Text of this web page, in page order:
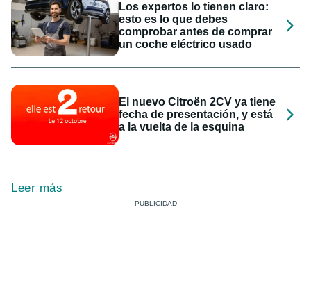
Los expertos lo tienen claro:
esto es lo que debes
comprobar antes de comprar
un coche eléctrico usado
El nuevo Citroën 2CV ya tiene
fecha de presentación, y está
a la vuelta de la esquina
Leer más